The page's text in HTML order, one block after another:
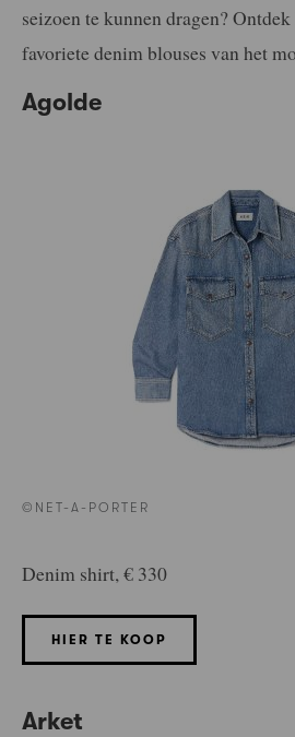
seizoen te kunnen dragen?
favoriete denim blouses van het
Agolde
©NET-A-PORTER
Denim shirt, € 330
HIER TE KOOP
Arket